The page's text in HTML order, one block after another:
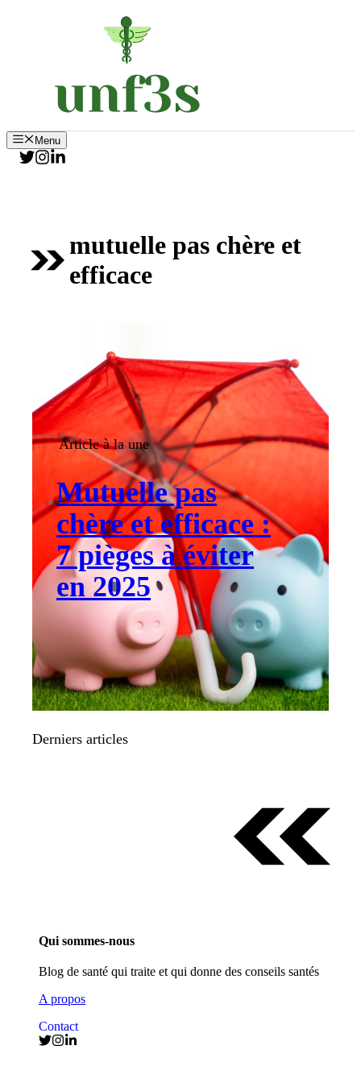
Menu
mutuelle pas chère et
efficace
Article à la une
Mutuelle pas
chère et efficace :
7 pièges à éviter
en 2025
Derniers articles
Qui sommes-nous
Blog de santé qui traite et qui donne des conseils santés
A propos
Contact